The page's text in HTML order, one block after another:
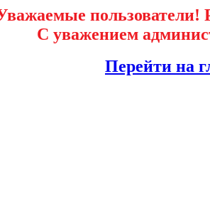
пользователи!
С уважением
Перейти на